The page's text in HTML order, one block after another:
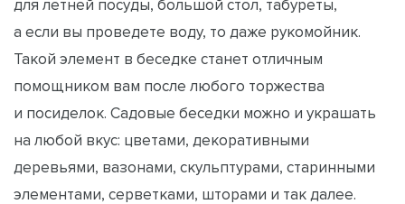
для летней посуды, большой стол, табуреты,
а если вы проведете воду, то даже рукомойник.
Такой элемент в беседке станет отличным
помощником вам после любого торжества
и посиделок. Садовые беседки можно и украшать
на любой вкус: цветами, декоративными
деревьями, вазонами, скульптурами, старинными
элементами, серветками, шторами и так далее.